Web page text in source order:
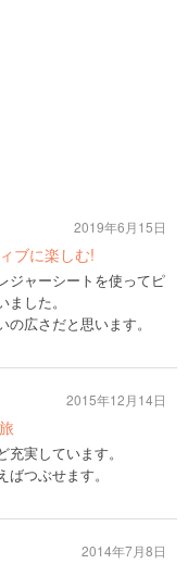
ブに楽しむ!
ジャーシートを使ってピ
した。
広さだと思います。
2019年6月15日
実しています。
つぶせます。
2015年12月14日
2014年7月8日